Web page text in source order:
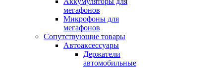
мегафонов
Микрофоны для
мегафонов
Сопутствующие товары
Автоаксессуары
Держатели
автомобильные